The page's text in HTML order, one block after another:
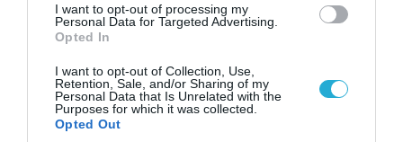
I want to opt-out of processing my
Personal Data for Targeted Advertising.
Opted In
I want to opt-out of Collection, Use,
Retention, Sale, and/or Sharing of my
Personal Data that Is Unrelated with the
Purposes for which it was collected.
Opted Out